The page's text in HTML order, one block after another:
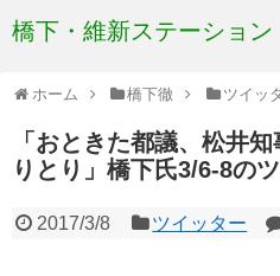
橋下・維新ステーション
ホーム 橋下徹 ツイッ
「おときた都議、松井
りとり」橋下氏3/6-8の
2017/3/8 ツイッター